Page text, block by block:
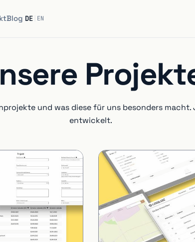
Blog DE EN
und was diese für uns besonders
entwickelt.